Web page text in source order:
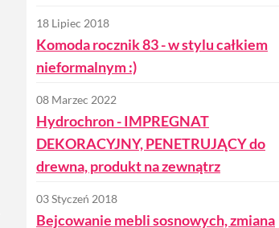
18 Lipiec 2018
Komoda rocznik 83 - w stylu całkiem
nieformalnym :)
08 Marzec 2022
Hydrochron - IMPREGNAT
DEKORACYJNY, PENETRUJĄCY do
drewna, produkt na zewnątrz
03 Styczeń 2018
Bejcowanie mebli sosnowych, zmiana